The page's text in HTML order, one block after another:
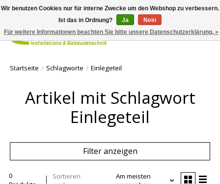
Ihr
Startseite / Schlagworte / Einlegeteil
Artikel mit Schlagwort
Einlegeteil
Filter anzeigen
0
Sortieren
Am meisten
Wir benutzen Cookies nur für interne Zwecke um den Webshop zu verbessern.
Ist das in Ordnung?
Ja
Nein
Für weitere Informationen beachten Sie bitte unsere Datenschutzerklärung. »